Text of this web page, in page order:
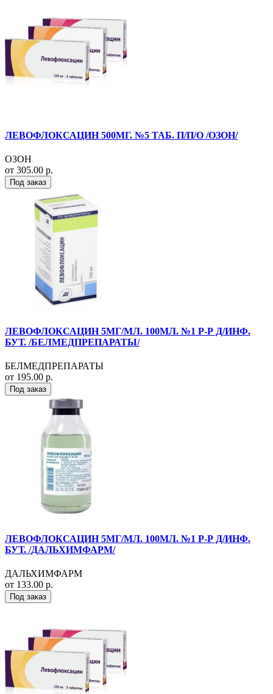
ЛЕВОФЛОКСАЦИН 500МГ. №5 ТАБ. П/П/О /ОЗОН/
ОЗОН
от 305.00 р.
Под заказ
ЛЕВОФЛОКСАЦИН 5МГ/МЛ. 100МЛ. №1 Р-Р Д/ИНФ.
БУТ. /БЕЛМЕДПРЕПАРАТЫ/
БЕЛМЕДПРЕПАРАТЫ
от 195.00 р.
Под заказ
ЛЕВОФЛОКСАЦИН 5МГ/МЛ. 100МЛ. №1 Р-Р Д/ИНФ.
БУТ. /ДАЛЬХИМФАРМ/
ДАЛЬХИМФАРМ
от 133.00 р.
Под заказ